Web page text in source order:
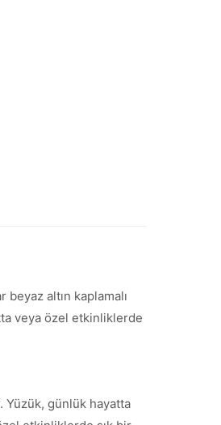
altın kaplamalı
veya özel etkinliklerde
Yüzük, günlük hayatta